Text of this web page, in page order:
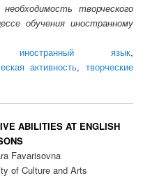
творческого
обучения иностранному
иностранный язык,
активность, творческие
ABILITIES AT ENGLISH
Favarisovna
of Culture and Arts